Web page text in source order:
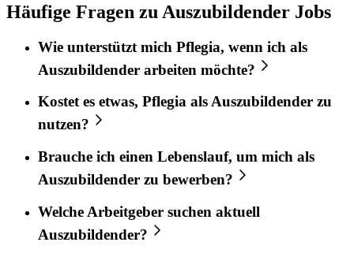
Häufige Fragen zu Auszubildender Jobs
Wie unterstützt mich Pflegia, wenn ich als
Auszubildender arbeiten möchte?
Kostet es etwas, Pflegia alsAuszubildender zu
nutzen?
Brauche ich einen Lebenslauf, um mich als
Auszubildender zu bewerben?
Welche Arbeitgeber suchen aktuell
Auszubildender?